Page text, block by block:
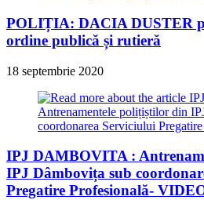
POLIȚIA: DACIA DUSTER
ordine publică și rutieră
18 septembrie 2020
IPJ DAMBOVITA :
IPJ Dâmbovița sub
Pregatire Profesională-